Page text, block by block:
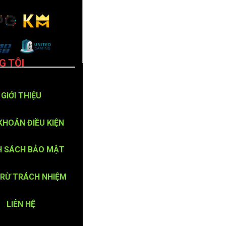
TÔI
GIỚI THIỆU
ĐIỀU KIỆN
SÁCH BẢO MẬT
TRÁCH NHIỆM
LIÊN HỆ